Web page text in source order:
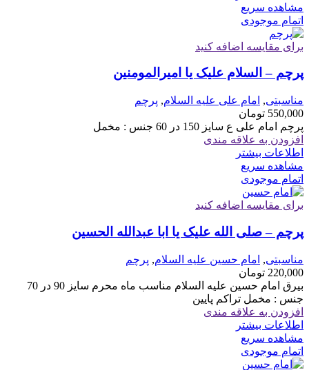
مشاهده سریع
اتمام موجودی
برای مقایسه اضافه کنید
پرچم – السلام علیک یا امیرالمومنین
مناسبتی, امام علی علیه السلام, پرچم
550,000 تومان
پرچم امام علی ع سایز 150 در 60 جنس : مخمل
افزودن به علاقه مندی
اطلاعات بیشتر
مشاهده سریع
اتمام موجودی
برای مقایسه اضافه کنید
پرچم – صلی الله علیک یا ابا عبدالله الحسین
مناسبتی, امام حسین علیه السلام, پرچم
220,000 تومان
بیرق امام حسین علیه السلام مناسب ماه محرم سایز 90 در 70
جنس : مخمل تراکم پایین
افزودن به علاقه مندی
اطلاعات بیشتر
مشاهده سریع
اتمام موجودی